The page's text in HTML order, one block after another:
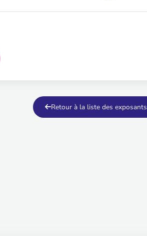
Retour à la liste des exposants